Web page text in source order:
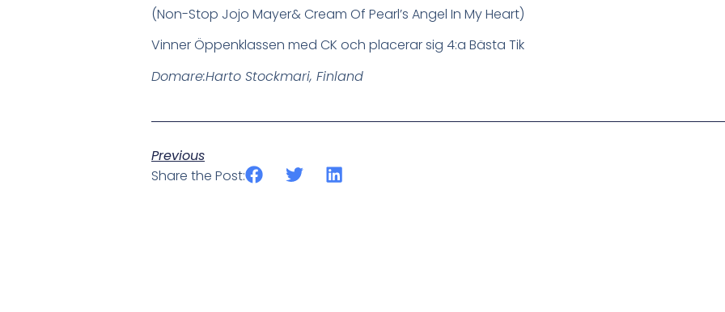
(Non-Stop Jojo Mayer& Cream Of Pearl’s Angel In My Heart)
Vinner Öppenklassen med CK och placerar sig 4:a Bästa Tik
Domare:Harto Stockmari, Finland
Previous
Share the Post: